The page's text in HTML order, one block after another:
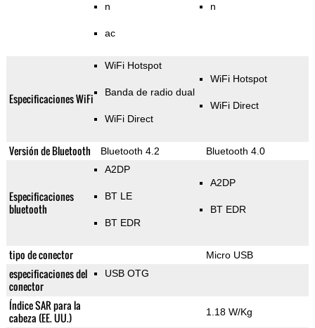
n
ac
n
Especificaciones WiFi
WiFi Hotspot
Banda de radio dual
WiFi Direct
WiFi Hotspot
WiFi Direct
Versión de Bluetooth Bluetooth 4.2 Bluetooth 4.0
Especificaciones
bluetooth
A2DP
BT LE
BT EDR
A2DP
BT EDR
tipo de conector Micro USB
especificaciones del
conector
USB OTG
Índice SAR para la
cabeza (EE. UU.)
1.18 W/Kg